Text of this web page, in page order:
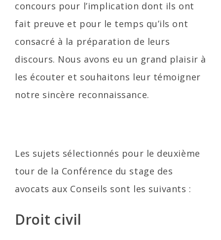
concours pour l’implication dont ils ont
fait preuve et pour le temps qu’ils ont
consacré à la préparation de leurs
discours. Nous avons eu un grand plaisir à
les écouter et souhaitons leur témoigner
notre sincère reconnaissance.
Les sujets sélectionnés pour le deuxième
tour de la Conférence du stage des
avocats aux Conseils sont les suivants :
Droit civil